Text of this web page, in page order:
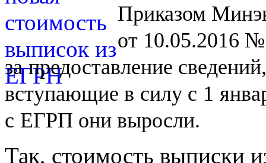
Приказом
от 10.05.2016 №
за предоставление
вступающие в силу с 1
с ЕГРП они выросли.
Так, стоимость выписки